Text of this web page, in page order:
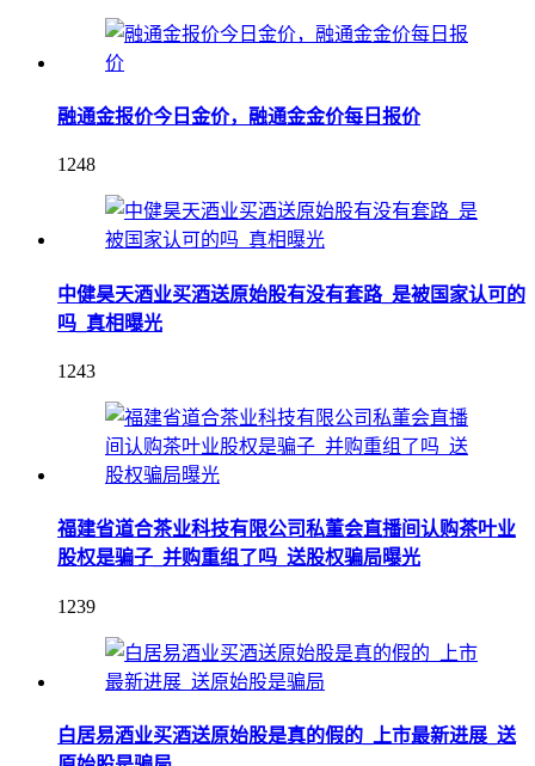
融通金报价今日金价，融通金金价每日报价
1248
中健昊天酒业买酒送原始股有没有套路_是被国家认可的
吗_真相曝光
1243
福建省道合茶业科技有限公司私董会直播间认购茶叶业
股权是骗子_并购重组了吗_送股权骗局曝光
1239
白居易酒业买酒送原始股是真的假的_上市最新进展_送